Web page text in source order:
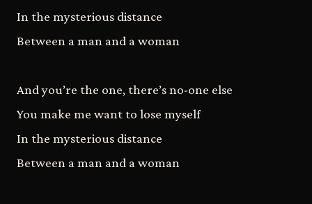
In the mysterious distance
Between a man and a woman
And you’re the one, there’s no-one else
You make me want to lose myself
In the mysterious distance
Between a man and a woman